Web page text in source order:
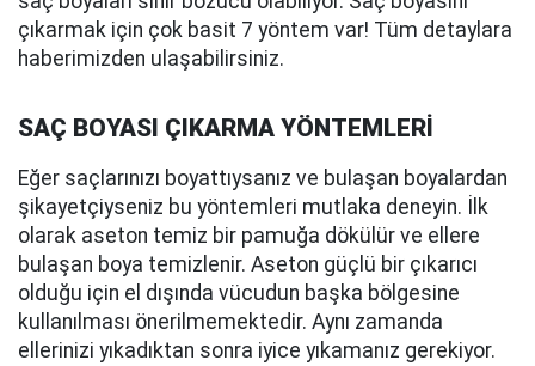
çıkarmak için çok basit 7 yöntem var! Tüm detaylara
haberimizden ulaşabilirsiniz.
SAÇ BOYASI ÇIKARMA YÖNTEMLERİ
Eğer saçlarınızı boyattıysanız ve bulaşan boyalardan
şikayetçiyseniz bu yöntemleri mutlaka deneyin. İlk
olarak aseton temiz bir pamuğa dökülür ve ellere
bulaşan boya temizlenir. Aseton güçlü bir çıkarıcı
olduğu için el dışında vücudun başka bölgesine
kullanılması önerilmemektedir. Aynı zamanda
ellerinizi yıkadıktan sonra iyice yıkamanız gerekiyor.